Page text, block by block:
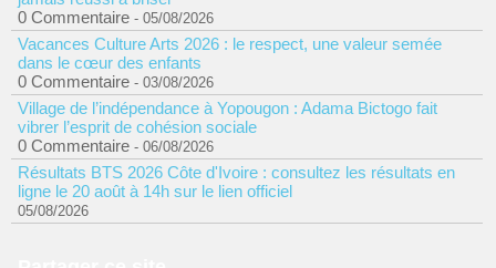
0 Commentaire - 05/08/2026
Vacances Culture Arts 2026 : le respect, une valeur semée
dans le cœur des enfants
0 Commentaire - 03/08/2026
Village de l’indépendance à Yopougon : Adama Bictogo fait
vibrer l’esprit de cohésion sociale
0 Commentaire - 06/08/2026
Résultats BTS 2026 Côte d'Ivoire : consultez les résultats en
ligne le 20 août à 14h sur le lien officiel
05/08/2026